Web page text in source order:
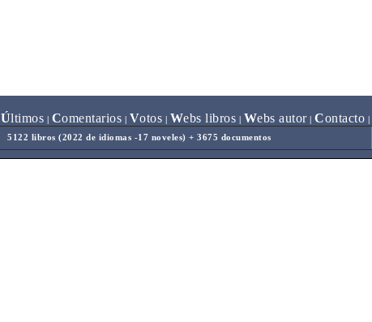
Últimos Comentarios Votos Webs libros Webs autor| Contacto
5122 libros (2022 de idiomas -17 noveles) + 3675 documentos